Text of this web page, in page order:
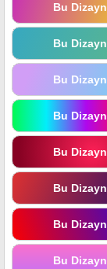
Bu
Bu
Bu
Bu
Bu
Bu
Bu
Bu